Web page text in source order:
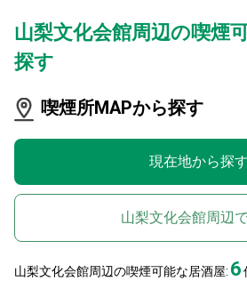
山梨文化会館周辺の喫煙
探す
喫煙所MAPから探す
現在地から探す
山梨文化会館周辺
山梨文化会館周辺の喫煙可能な居酒屋: 6